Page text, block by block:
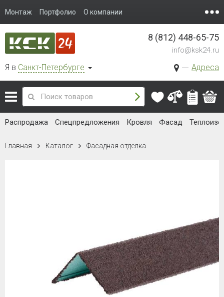
Монтаж Портфолио О компании
Я в Санкт-Петербурге Адреса
8 (812) 448-65-75
info@ksk24.ru
Распродажа Спецпредложения Кровля Фасад
Главная Каталог Фасадная отделка